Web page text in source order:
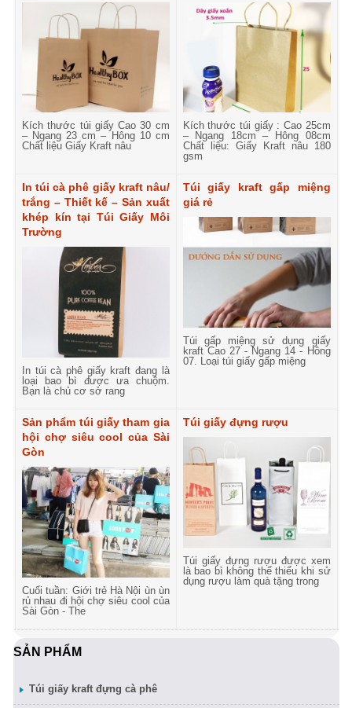
Kích thước túi giấy Cao 30 cm
– Ngang 23 cm – Hông 10 cm
Chất liệu Giấy Kraft nâu
Kích thước túi giấy : Cao 25cm
– Ngang 18cm – Hông 08cm
Chất liệu: Giấy Kraft nâu 180
gsm
In túi cà phê giấy kraft nâu/
trắng – Thiết kế – Sản xuất
khép kín tại Túi Giấy Môi
Trường
In túi cà phê giấy kraft đang là
loại bao bì được ưa chuộm.
Bạn là chủ cơ sở rang
Túi giấy kraft gấp miệng
giá rẻ
Túi gấp miệng sử dụng giấy
kraft Cao 27 - Ngang 14 - Hông
07. Loại túi giấy gấp miệng
Sản phẩm túi giấy tham gia
hội chợ siêu cool của Sài
Gòn
Cuối tuần: Giới trẻ Hà Nội ùn ùn
rủ nhau đi hội chợ siêu cool của
Sài Gòn - The
Túi giấy đựng rượu
Túi giấy đựng rượu được xem
là bao bì không thể thiếu khi sử
dụng rượu làm quà tặng trong
SẢN PHẨM
Túi giấy kraft đựng cà phê